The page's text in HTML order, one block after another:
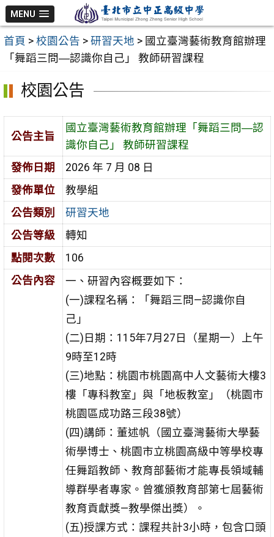
跳
至
主
MENU
首頁 > 校園公告 > 研習天地 > 國立臺灣藝術教育館辦理
「舞蹈三問―認識你自己」 教師研習課程
校園公告
公告主旨
國立臺灣藝術教育館辦理「舞蹈三問―認
識你自己」 教師研習課程
發佈日期
2026 年 7 月 08 日
發佈單位
教學組
公告類別
研習天地
公告等級
轉知
點閱次數
106
公告內容
一、研習內容概要如下：
(一)課程名稱：「舞蹈三問—認識你自
己」
(二)日期：115年7月27日（星期一）上午
9時至12時
(三)地點：桃園市桃園高中人文藝術大樓3
樓「專科教室」與「地板教室」（桃園市
桃園區成功路三段38號）
(四)講師：董述帆（國立臺灣藝術大學藝
術學博士、桃園市立桃園高級中等學校專
任舞蹈教師、教育部藝術才能專長領域輔
導群學者專家。曾獲頒教育部第七屆藝術
教育貢獻獎—教學傑出獎）。
(五)授課方式：課程共計3小時，包含口頭